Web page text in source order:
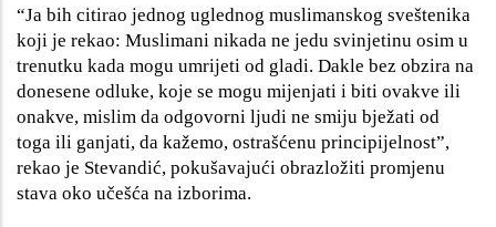
“Ja bih citirao jednog uglednog muslimanskog sveštenika
koji je rekao: Muslimani nikada ne jedu svinjetinu osim u
trenutku kada mogu umrijeti od gladi. Dakle bez obzira na
donesene odluke, koje se mogu mijenjati i biti ovakve ili
onakve, mislim da odgovorni ljudi ne smiju bježati od
toga ili ganjati, da kažemo, ostrašćenu principijelnost”,
rekao je Stevandić, pokušavajući obrazložiti promjenu
stava oko učešća na izborima.